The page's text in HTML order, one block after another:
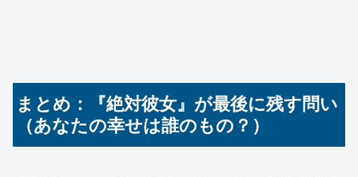
まとめ：『絶対彼女』が最後に残す問い
（あなたの幸せは誰のもの？）